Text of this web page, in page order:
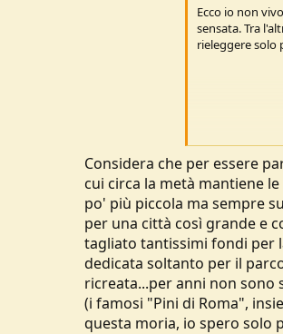
Ecco io non
sensata. Tra
rieleggere solo
Ecco ma tu sei
Leggo
Io non ci
cosa fare e
Considera che per essere
cui circa la metà mantiene
po' più piccola ma sempre
per una città così grande e
tagliato tantissimi fondi per
dedicata soltanto per il
ricreata...per anni non sono
(i famosi "Pini di Roma",
questa moria, io spero solo